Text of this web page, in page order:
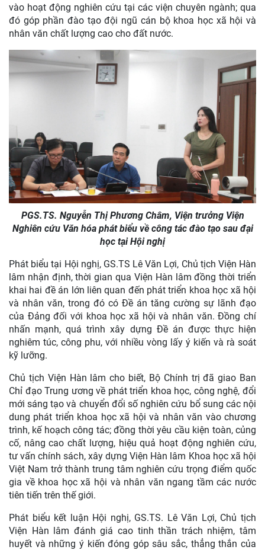
vào hoạt động nghiên cứu tại các viện chuyên ngành; qua
đó góp phần đào tạo đội ngũ cán bộ khoa học xã hội và
nhân văn chất lượng cao cho đất nước.
PGS.TS. Nguyễn Thị Phương Châm, Viện trưởng Viện
Nghiên cứu Văn hóa phát biểu về công tác đào tạo sau đại
học tại Hội nghị
Phát biểu tại Hội nghị, GS.TS Lê Văn Lợi, Chủ tịch Viện Hàn
lâm nhận định, thời gian qua Viện Hàn lâm đồng thời triển
khai hai đề án lớn liên quan đến phát triển khoa học xã hội
và nhân văn, trong đó có Đề án tăng cường sự lãnh đạo
của Đảng đối với khoa học xã hội và nhân văn. Đồng chí
nhấn mạnh, quá trình xây dựng Đề án được thực hiện
nghiêm túc, công phu, với nhiều vòng lấy ý kiến và rà soát
kỹ lưỡng.
Chủ tịch Viện Hàn lâm cho biết, Bộ Chính trị đã giao Ban
Chỉ đạo Trung ương về phát triển khoa học, công nghệ, đổi
mới sáng tạo và chuyển đổi số nghiên cứu bổ sung các nội
dung phát triển khoa học xã hội và nhân văn vào chương
trình, kế hoạch công tác; đồng thời yêu cầu kiện toàn, củng
cố, nâng cao chất lượng, hiệu quả hoạt động nghiên cứu,
tư vấn chính sách, xây dựng Viện Hàn lâm Khoa học xã hội
Việt Nam trở thành trung tâm nghiên cứu trọng điểm quốc
gia về khoa học xã hội và nhân văn ngang tầm các nước
tiên tiến trên thế giới.
Phát biểu kết luận Hội nghị, GS.TS. Lê Văn Lợi, Chủ tịch
Viện Hàn lâm đánh giá cao tinh thần trách nhiệm, tâm
huyết và những ý kiến đóng góp sâu sắc, thẳng thắn của